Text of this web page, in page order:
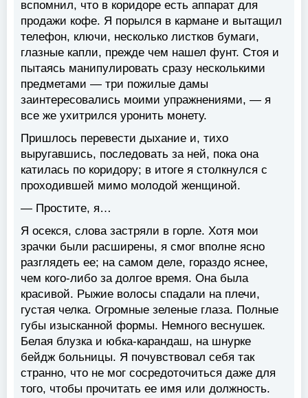
вспомнил, что в коридоре есть аппарат для
продажи кофе. Я порылся в кармане и вытащил
телефон, ключи, несколько листков бумаги,
глазные капли, прежде чем нашел фунт. Стоя и
пытаясь манипулировать сразу несколькими
предметами — три пожилые дамы
заинтересовались моими упражнениями, — я
все же ухитрился уронить монету.
Пришлось перевести дыхание и, тихо
выругавшись, последовать за ней, пока она
катилась по коридору; в итоге я столкнулся с
проходившей мимо молодой женщиной.
— Простите, я…
Я осекся, слова застряли в горле. Хотя мои
зрачки были расширены, я смог вполне ясно
разглядеть ее; на самом деле, гораздо яснее,
чем кого-либо за долгое время. Она была
красивой. Рыжие волосы спадали на плечи,
густая челка. Огромные зеленые глаза. Полные
губы изысканной формы. Немного веснушек.
Белая блузка и юбка-карандаш, на шнурке
бейдж больницы. Я почувствовал себя так
странно, что не мог сосредоточиться даже для
того, чтобы прочитать ее имя или должность.